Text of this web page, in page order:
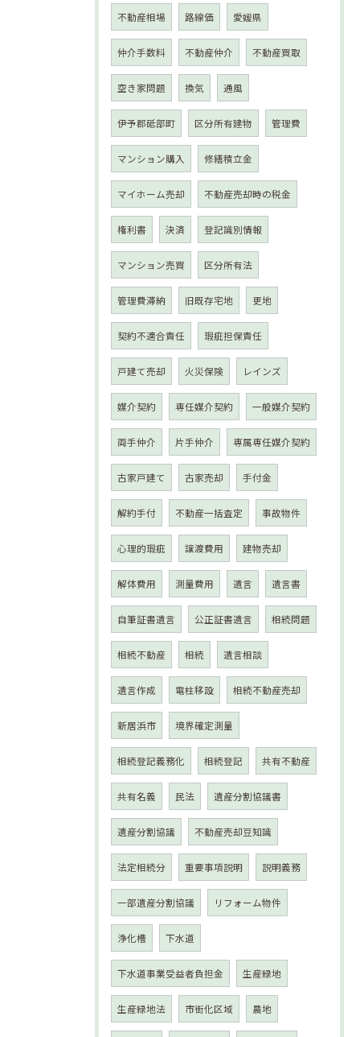
不動産相場 路線価 愛媛県
仲介手数料 不動産仲介 不動産買取
空き家問題 換気 通風
伊予郡砥部町 区分所有建物 管理費
マンション購入 修繕積立金
マイホーム売却 不動産売却時の税金
権利書 決済 登記識別情報
マンション売買 区分所有法
管理費滞納 旧既存宅地 更地
契約不適合責任 瑕疵担保責任
戸建て売却 火災保険 レインズ
媒介契約 専任媒介契約 一般媒介契約
両手仲介 片手仲介 専属専任媒介契約
古家戸建て 古家売却 手付金
解約手付 不動産一括査定 事故物件
心理的瑕疵 譲渡費用 建物売却
解体費用 測量費用 遺言 遺言書
自筆証書遺言 公正証書遺言 相続問題
相続不動産 相続 遺言相談
遺言作成 電柱移設 相続不動産売却
新居浜市 境界確定測量
相続登記義務化 相続登記 共有不動産
共有名義 民法 遺産分割協議書
遺産分割協議 不動産売却豆知識
法定相続分 重要事項説明 説明義務
一部遺産分割協議 リフォーム物件
浄化槽 下水道
下水道事業受益者負担金 生産緑地
生産緑地法 市街化区域 農地